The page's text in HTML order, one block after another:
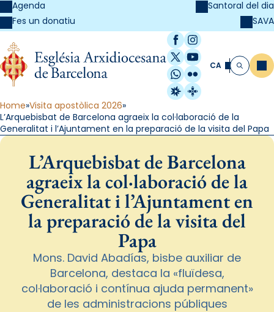
Agenda
Fes un donatiu
Santoral del dia
SAVA
Facebook
Instagram
X / Twitter
YouTube
WhatsApp
Flickr
Radio Estel
Catalunya
CA Cerca
Home Visita apostòlica 2026
L’Arquebisbat de Barcelona agraeix la col·laboració de la
Generalitat i l’Ajuntament en la preparació de la visita del Papa
L’Arquebisbat de Barcelona
agraeix la col·laboració de la
Generalitat i l’Ajuntament en
la preparació de la visita del
Papa
Mons. David Abadías, bisbe auxiliar de
Barcelona, destaca la «fluïdesa,
col·laboració i contínua ajuda permanent»
de les administracions públiques